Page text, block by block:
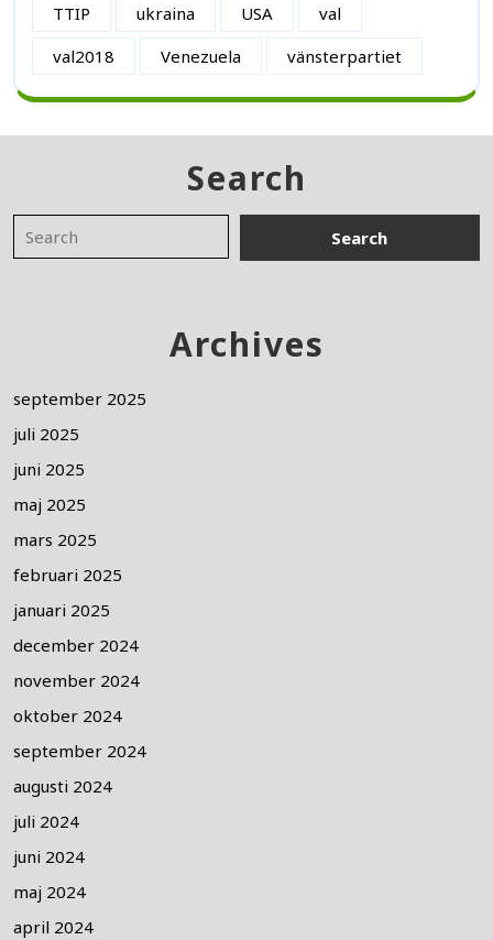
TTIP
ukraina USA
val
val2018
Venezuela vänsterpartiet
Search
Archives
september 2025
juli 2025
juni 2025
maj 2025
mars 2025
februari 2025
januari 2025
december 2024
november 2024
oktober 2024
september 2024
augusti 2024
juli 2024
juni 2024
maj 2024
april 2024